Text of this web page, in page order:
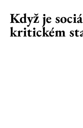
Když je
kritickém